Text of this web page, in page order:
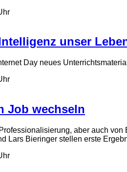
unser
Day neues
Job wechseln
aber auch
Lars Bieringer stellen erste